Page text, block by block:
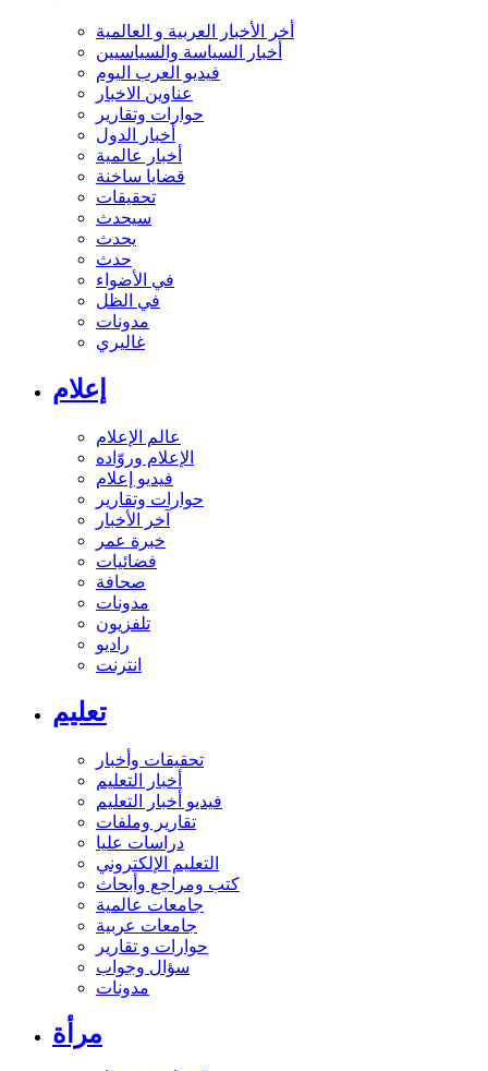
أخر الأخبار العربية و العالمية
أخبار السياسة والسياسيين
فيديو العرب اليوم
عناوين الاخبار
حوارات وتقارير
أخبار الدول
أخبار عالمية
قضايا ساخنة
تحقيقات
سيحدث
يحدث
حدث
في الأضواء
في الظل
مدونات
غاليري
إعلام
عالم الإعلام
الإعلام وروّاده
فيديو إعلام
حوارات وتقارير
آخر الأخبار
خبرة عمر
فضائيات
صحافة
مدونات
تلفزيون
راديو
انترنت
تعليم
تحقيقات وأخبار
أخبار التعليم
فيديو أخبار التعليم
تقارير وملفات
دراسات عليا
التعليم الإلكتروني
كتب ومراجع وأبحاث
جامعات عالمية
جامعات عربية
حوارات و تقارير
سؤال وجواب
مدونات
مرأة